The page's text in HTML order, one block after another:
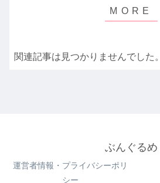
関連記事は見つかりませんでした。
ぶんぐるめ
運営者情報・プライバシーポリ
シー